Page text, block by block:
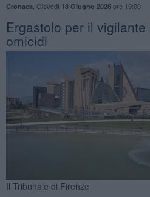
Cronaca Giovedì 18 Giugno 2026ore 19:00
Ergastolo per il
omicidi
Il Tribunale di Firenze